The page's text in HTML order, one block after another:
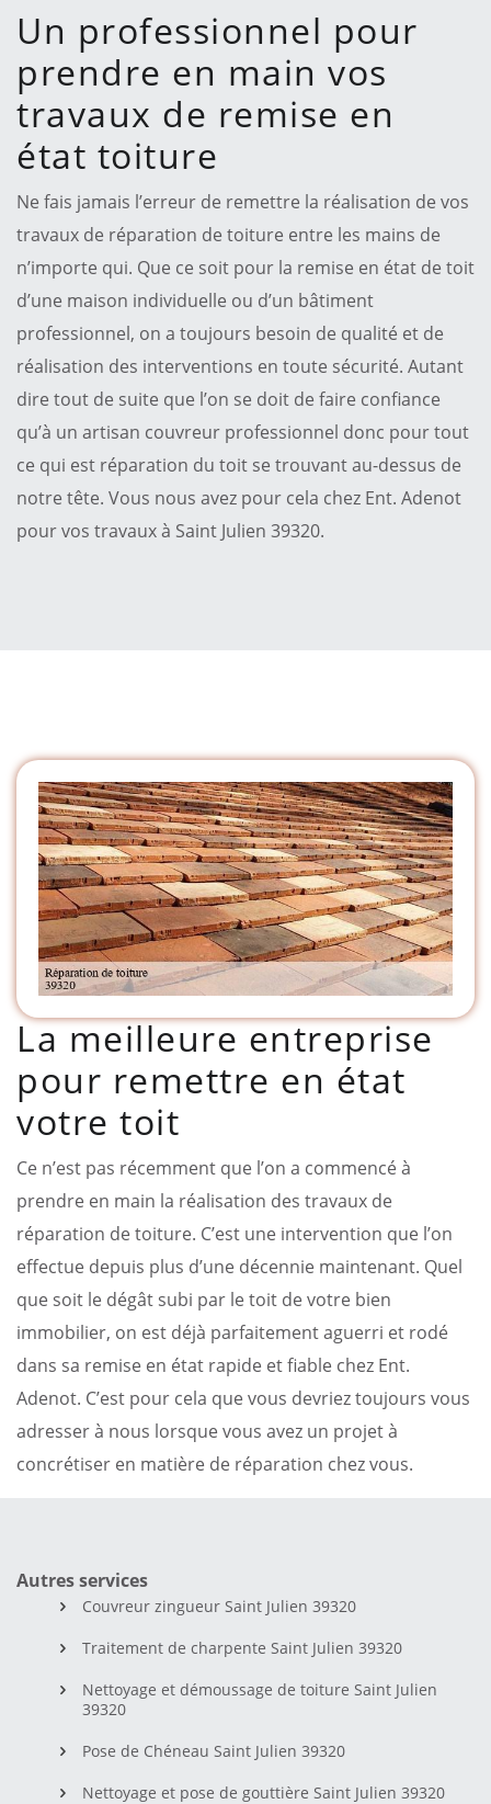
Un professionnel pour
prendre en main vos
travaux de remise en
état toiture
Ne fais jamais l’erreur de remettre la réalisation de vos
travaux de réparation de toiture entre les mains de
n’importe qui. Que ce soit pour la remise en état de toit
d’une maison individuelle ou d’un bâtiment
professionnel, on a toujours besoin de qualité et de
réalisation des interventions en toute sécurité. Autant
dire tout de suite que l’on se doit de faire confiance
qu’à un artisan couvreur professionnel donc pour tout
ce qui est réparation du toit se trouvant au-dessus de
notre tête. Vous nous avez pour cela chez Ent. Adenot
pour vos travaux à Saint Julien 39320.
La meilleure entreprise
pour remettre en état
votre toit
Ce n’est pas récemment que l’on a commencé à
prendre en main la réalisation des travaux de
réparation de toiture. C’est une intervention que l’on
effectue depuis plus d’une décennie maintenant. Quel
que soit le dégât subi par le toit de votre bien
immobilier, on est déjà parfaitement aguerri et rodé
dans sa remise en état rapide et fiable chez Ent.
Adenot. C’est pour cela que vous devriez toujours vous
adresser à nous lorsque vous avez un projet à
concrétiser en matière de réparation chez vous.
Autres services
Couvreur zingueur Saint Julien 39320
Traitement de charpente Saint Julien 39320
Nettoyage et démoussage de toiture Saint Julien
39320
Pose de Chéneau Saint Julien 39320
Nettoyage et pose de gouttière Saint Julien 39320